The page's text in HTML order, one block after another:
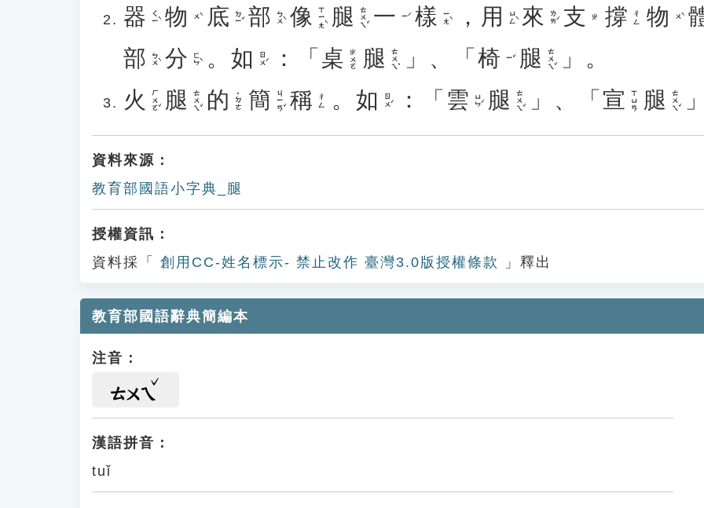
器 ㄑㄧˋ 物 ㄨˋ 底 ㄉㄧˇ 部 ㄅㄨˋ 像 ㄒㄧㄤˋ 腿 ㄊㄨㄟˇ 一 ㄧˊ 樣 ㄧㄤˋ ， 用 ㄩㄥˋ 來 ㄌㄞˊ 支 ㄓ 撐 ㄔㄥ 物 ㄨˋ
部 ㄅㄨˋ 分 ㄈㄣˋ 。 如 ㄖㄨˊ ：「 桌 ㄓㄨㄛ 腿 ㄊㄨㄟˇ 」、「 椅 ㄧˇ 腿 ㄊㄨㄟˇ
」。
火 ㄏㄨㄛˇ 腿 ㄊㄨㄟˇ 的 ˙ㄉㄜ 簡 ㄐㄧㄢˇ 稱 ㄔㄥ 。 如 ㄖㄨˊ ：「 雲 ㄩㄣˊ 腿 ㄊㄨㄟˇ 」、「 宣 ㄒㄩㄢ 腿 ㄊㄨㄟˇ
資料來源：
教育部國語小字典_腿
授權資訊：
資料採「
創用CC-姓名標示- 禁止改作 臺灣3.0版授權條款 」釋出
教育部國語辭典簡編本
注音：
ㄊㄨㄟ
漢語拼音：
tuǐ